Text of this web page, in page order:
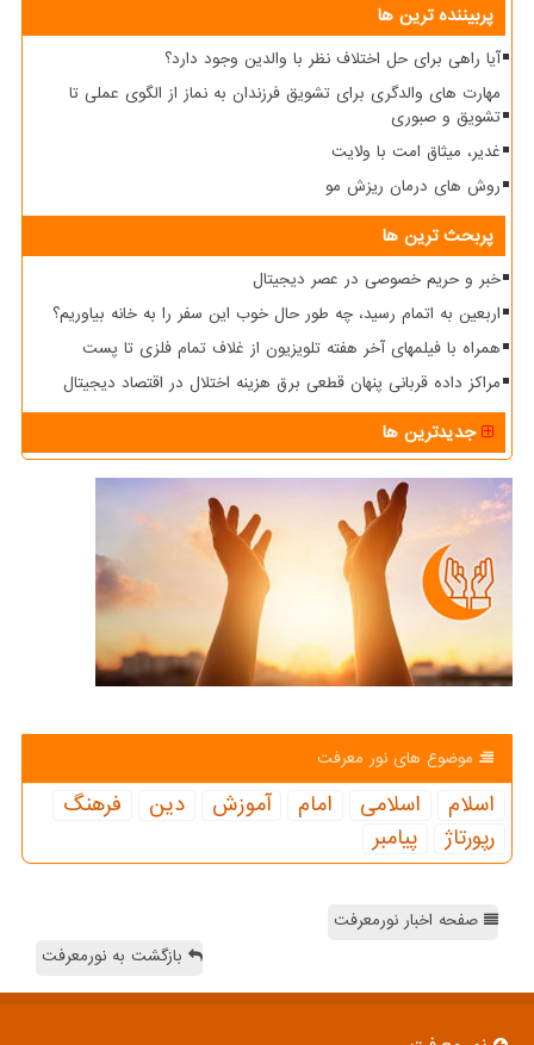
پربیننده ترین ها
آیا راهی برای حل اختلاف نظر با والدین وجود دارد؟
مهارت های والدگری برای تشویق فرزندان به نماز از الگوی عملی تا
تشویق و صبوری
غدیر، میثاق امت با ولایت
روش های درمان ریزش مو
پربحث ترین ها
خبر و حریم خصوصی در عصر دیجیتال
اربعین به اتمام رسید، چه طور حال خوب این سفر را به خانه بیاوریم؟
همراه با فیلمهای آخر هفته تلویزیون از غلاف تمام فلزی تا پست
مراکز داده قربانی پنهان قطعی برق هزینه اختلال در اقتصاد دیجیتال
جدیدترین ها
موضوع های نور معرفت
اسلام اسلامی امام آموزش دین
فرهنگ
رپورتاژ
پیامبر
صفحه اخبار نورمعرفت
بازگشت به نورمعرفت